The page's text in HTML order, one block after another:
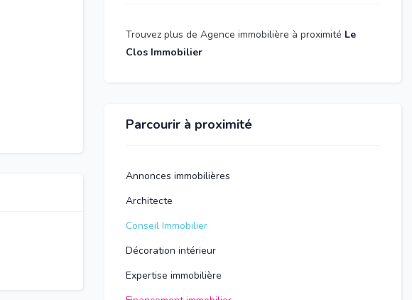
Trouvez plus de Agence immobilière à proximité Le
Clos Immobilier
Parcourir à proximité
Annonces immobilières
Architecte
Conseil Immobilier
Décoration intérieur
Expertise immobilière